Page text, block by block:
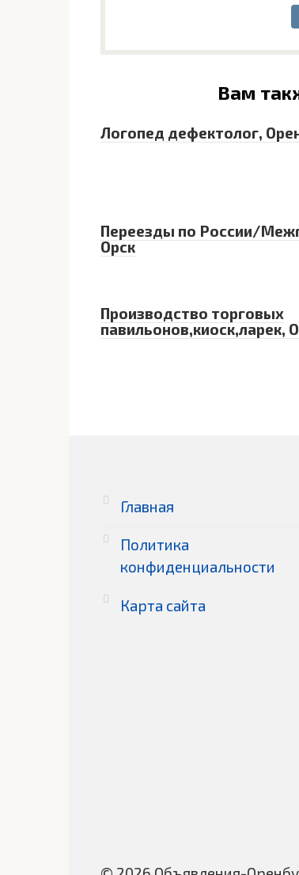
Вам
Логопед дефектолог,
Переезды по России/
Орск
Производство торговых
павильонов,киоск,ларек,
Главная
Политика
конфиденциальности
Карта сайта